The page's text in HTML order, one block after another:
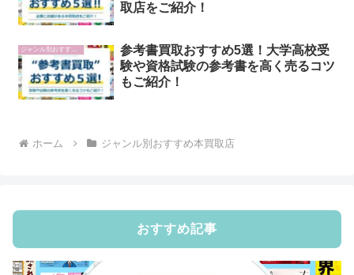
取店をご紹介！
ジャンル別おすすめ本買取店
参考書買取おすすめ5選！大学高校受
験や資格試験の参考書を高く売るコツ
もご紹介！
ホーム ジャンル別おすすめ本買取店
おすすめ記事